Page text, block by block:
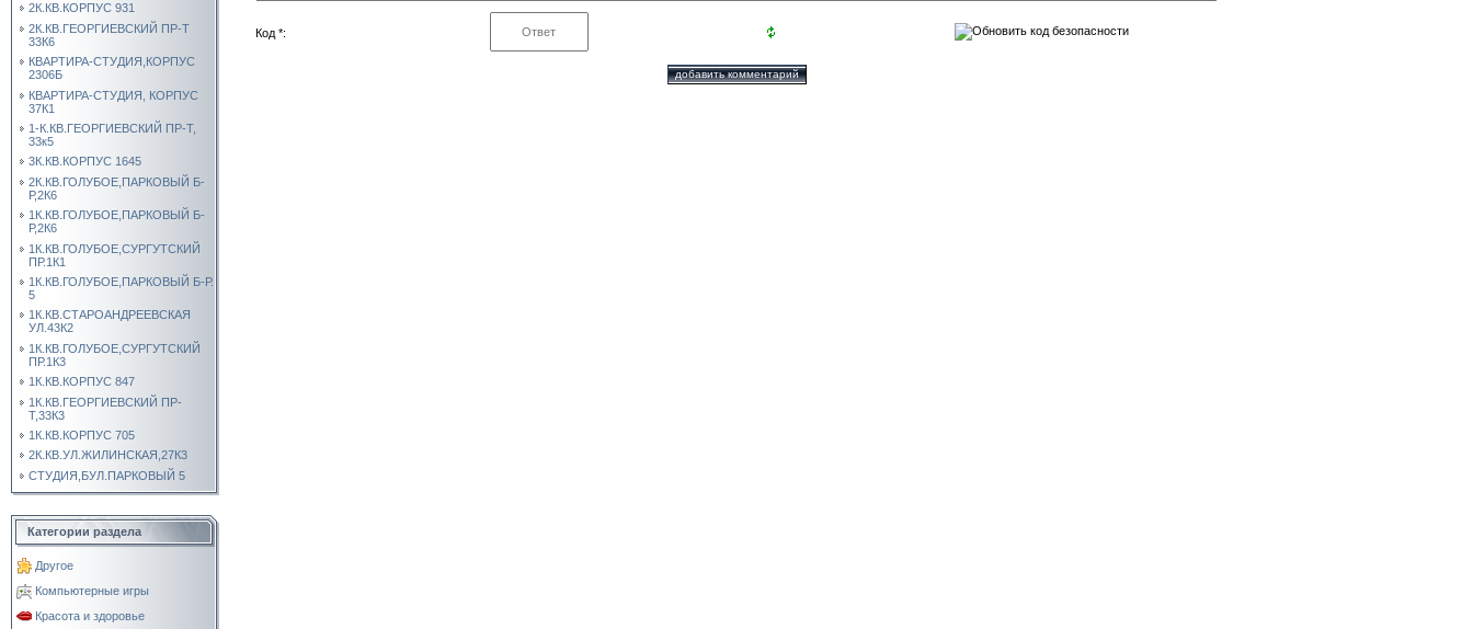
2К.КВ.КОРПУС 931
2К.КВ.ГЕОРГИЕВСКИЙ ПР-Т
33К6
КВАРТИРА-СТУДИЯ,КОРПУС
2306Б
КВАРТИРА-СТУДИЯ, КОРПУС
37К1
1-К.КВ.ГЕОРГИЕВСКИЙ ПР-Т,
33к5
3К.КВ.КОРПУС 1645
2К.КВ.ГОЛУБОЕ,ПАРКОВЫЙ Б-
Р,2К6
1К.КВ.ГОЛУБОЕ,ПАРКОВЫЙ Б-
Р,2К6
1К.КВ.ГОЛУБОЕ,СУРГУТСКИЙ
ПР.1К1
1К.КВ.ГОЛУБОЕ,ПАРКОВЫЙ Б-Р.
5
1К.КВ.СТАРОАНДРЕЕВСКАЯ
УЛ.43К2
1К.КВ.ГОЛУБОЕ,СУРГУТСКИЙ
ПР.1К3
1К.КВ.КОРПУС 847
1К.КВ.ГЕОРГИЕВСКИЙ ПР-
Т,33К3
1К.КВ.КОРПУС 705
2К.КВ.УЛ.ЖИЛИНСКАЯ,27К3
СТУДИЯ,БУЛ.ПАРКОВЫЙ 5
Категории раздела
Другое
Компьютерные игры
Красота и здоровье
Код *: